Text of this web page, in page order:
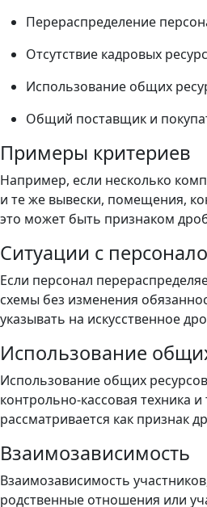
Перераспределение
Отсутствие кадровых
Использование общих
Общий поставщик и
Примеры критериев
Например, если несколько
и те же вывески, помещения,
это может быть признаком
Ситуации с
Если персонал
схемы без изменения
указывать на искусственное
Использование
Использование общих
контрольно-кассовая техника
рассматривается как признак
Взаимозависимость
Взаимозависимость
родственные отношения или